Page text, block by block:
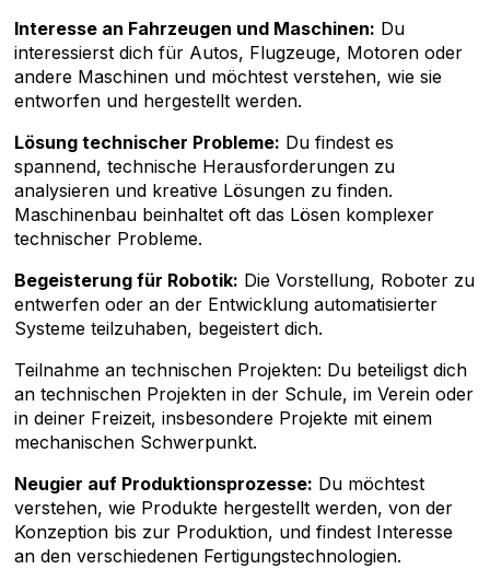
Interesse an Fahrzeugen und Maschinen: Du
interessierst dich für Autos, Flugzeuge, Motoren oder
andere Maschinen und möchtest verstehen, wie sie
entworfen und hergestellt werden.
Lösung technischer Probleme: Du findest es
spannend, technische Herausforderungen zu
analysieren und kreative Lösungen zu finden.
Maschinenbau beinhaltet oft das Lösen komplexer
technischer Probleme.
Begeisterung für Robotik: Die Vorstellung, Roboter zu
entwerfen oder an der Entwicklung automatisierter
Systeme teilzuhaben, begeistert dich.
Teilnahme an technischen Projekten: Du beteiligst dich
an technischen Projekten in der Schule, im Verein oder
in deiner Freizeit, insbesondere Projekte mit einem
mechanischen Schwerpunkt.
Neugier auf Produktionsprozesse: Du möchtest
verstehen, wie Produkte hergestellt werden, von der
Konzeption bis zur Produktion, und findest Interesse
an den verschiedenen Fertigungstechnologien.